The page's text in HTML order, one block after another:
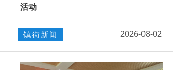
活动
镇街新闻 2026-08-02